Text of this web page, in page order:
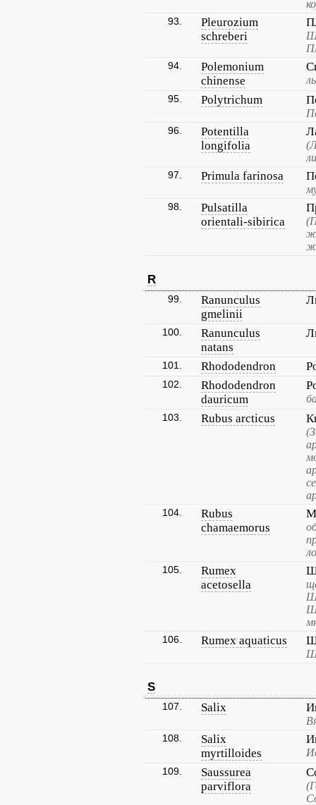
93.
Pleurozium
schreberi
94.
Polemonium
chinense
95. Polytrichum
96.
Potentilla
longifolia
97. Primula farinosa
98.
Pulsatilla
orientali-sibirica
R
99.
Ranunculus
gmelinii
100.
Ranunculus
natans
101. Rhododendron
102.
Rhododendron
dauricum
103. Rubus arcticus
104.
Rubus
chamaemorus
105.
Rumex
acetosella
106. Rumex aquaticus
S
107. Salix
108.
Salix
myrtilloides
109.
Saussurea
parviflora